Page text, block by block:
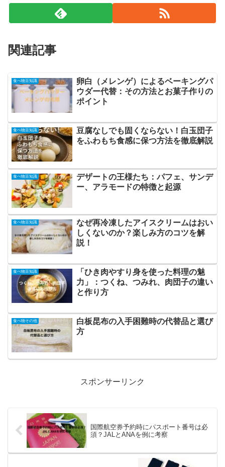
関連記事
食べ物豆知識
卵白（メレンゲ）によるベーキングパ
ウダー代替：その方法とお菓子作りの
ポイント
食べ物豆知識
豆腐なしでも固くならない！白玉団子
をふわもち食感に保つ方法を徹底解説
食べ物豆知識
デザートの王様たち：パフェ、サンデ
ー、アラモードの特徴と起源
食べ物豆知識
なぜ再冷凍したアイスクリームはおい
しくないのか？楽しみ方のコツを解
説！
食べ物豆知識
「ひき肉やすり身を使った料理の魅
力」：つくね、つみれ、肉団子の違い
と作り方
食べ物その他
白板昆布の入手困難時の代替品と選び
方
スポンサーリンク
国際航空券予約時にパスポート番号は必
須？JALとANAを例に考察